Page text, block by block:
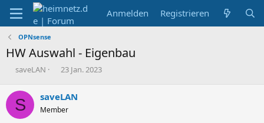
Anmelden Registrieren
OPNsense
HW Auswahl - Eigenbau
E
s
t
e
saveLAN
E
t
e
23 Jan. 2023
S saveLAN
Member